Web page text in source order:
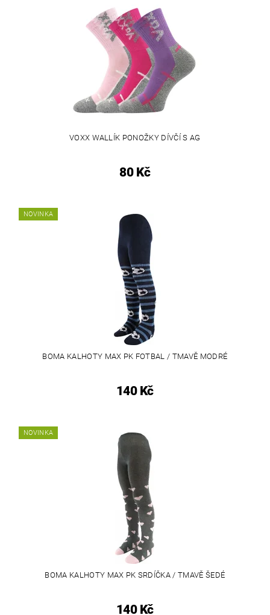
VOXX WALLÍK PONOŽKY DÍVČÍ S AG
80 Kč
NOVINKA
BOMA KALHOTY MAX PK FOTBAL / TMAVĚ MODRÉ
140 Kč
NOVINKA
BOMA KALHOTY MAX PK SRDÍČKA / TMAVĚ ŠEDÉ
140 Kč